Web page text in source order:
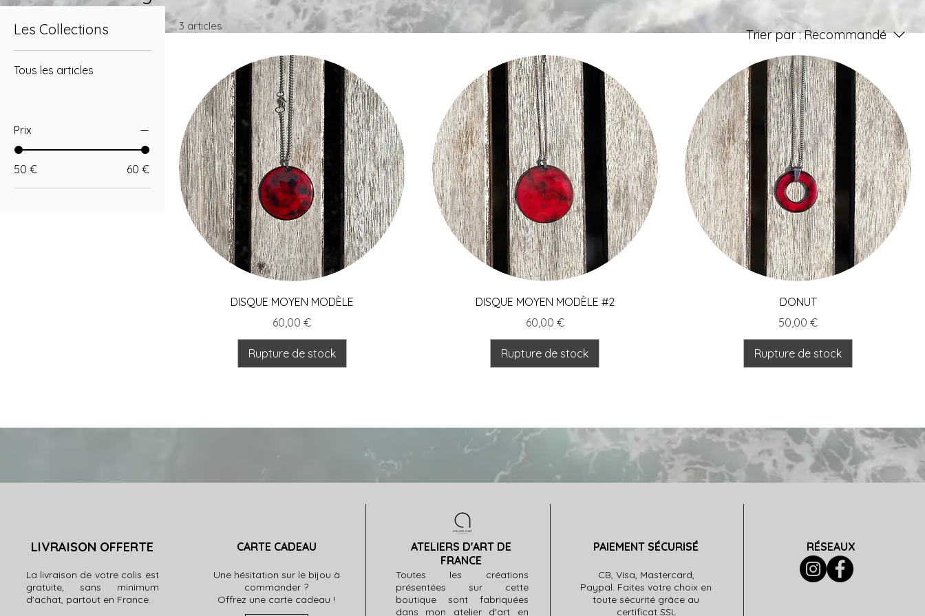
Les Collections
Tous les articles
Prix
50 € 60 €
3 articles
Trier par :Recommandé
Aperçu rapide
DISQUE MOYEN MODÈLE
Prix
60,00 €
Rupture de stock
Aperçu rapide
DISQUE MOYEN MODÈLE #2
Prix
60,00 €
Rupture de stock
Aperçu rapide
DONUT
Prix
50,00 €
Rupture de stock
LIVRAISON OFFERTE
La livraison de votre colis est
gratuite, sans minimum
d'achat, partout en France.
CARTE CADEAU
Une hésitation sur le bijou à
commander ?
Offrez une carte cadeau !
ATELIERS D'ART DE
FRANCE
Toutes les créations
présentées sur cette
boutique sont fabriquées
dans mon atelier d'art en
PAIEMENT SÉCURISÉ
CB, Visa, Mastercard,
Paypal. Faites votre choix en
toute sécurité grâce au
certificat SSL
RÉSEAUX